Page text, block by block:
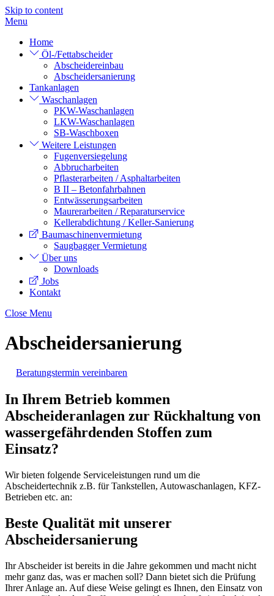
Skip to content
Menu
Home
Öl-/Fettabscheider
Abscheidereinbau
Abscheidersanierung
Tankanlagen
Waschanlagen
PKW-Waschanlagen
LKW-Waschanlagen
SB-Waschboxen
Weitere Leistungen
Fugenversiegelung
Abbrucharbeiten
Pflasterarbeiten / Asphaltarbeiten
B II – Betonfahrbahnen
Entwässerungsarbeiten
Maurerarbeiten / Reparaturservice
Kellerabdichtung / Keller-Sanierung
Baumaschinenvermietung
Saugbagger Vermietung
Über uns
Downloads
Jobs
Kontakt
Close Menu
Abscheidersanierung
Beratungstermin vereinbaren
In Ihrem Betrieb kommen
Abscheideranlagen zur Rückhaltung von
wassergefährdenden Stoffen zum
Einsatz?
Wir bieten folgende Serviceleistungen rund um die
Abscheidertechnik z.B. für Tankstellen, Autowaschanlagen, KFZ-
Betrieben etc. an:
Beste Qualität mit unserer
Abscheidersanierung
Ihr Abscheider ist bereits in die Jahre gekommen und macht nicht
mehr ganz das, was er machen soll? Dann bietet sich die Prüfung
Ihrer Anlage an. Auf diese Weise gelingt es Ihnen, den Einsatz von